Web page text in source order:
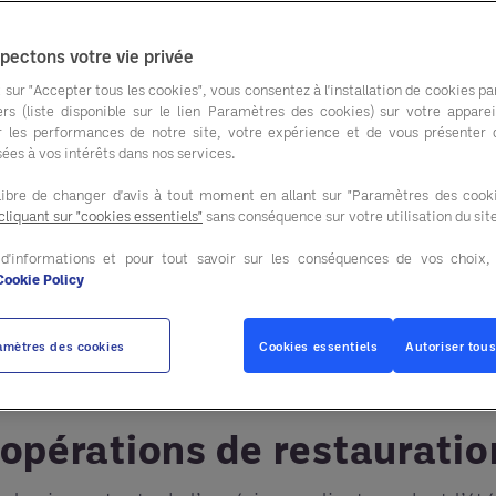
haute
les hôtels. Les clients s'attendent à un service
les équipes hôtelières doivent
coûts.
à l'avance. Un plan de préparation
opérations et la maîtrise des coûts.
consiste à mettre en œuvre des
stratégies
Organization)
. Ces outils aident
dans tous les départements.
pratique pour la préparation estivale des hôtels.
de
votre vie privée
sur "Accepter tous les cookies", vous consentez à l'installation de cookies
(liste disponible sur le lien Paramètres des cookies) sur votre
les performances de notre site, votre expérience et de vous présenter
à vos intérêts dans nos services.
de changer d'avis à tout moment en allant sur "Paramètres des
sur "cookies essentiels" sans conséquence sur votre utilisation du
et pour tout savoir sur les conséquences de vos choix,
Policy
des cookies Cookies essentiels Autoriser